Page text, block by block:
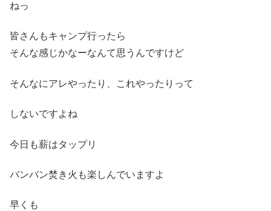
ねっ
皆さんもキャンプ行ったら
そんな感じかなーなんて思うんですけど
そんなにアレやったり、これやったりって
しないですよね
今日も薪はタップリ
バンバン焚き火も楽しんでいますよ
早くも